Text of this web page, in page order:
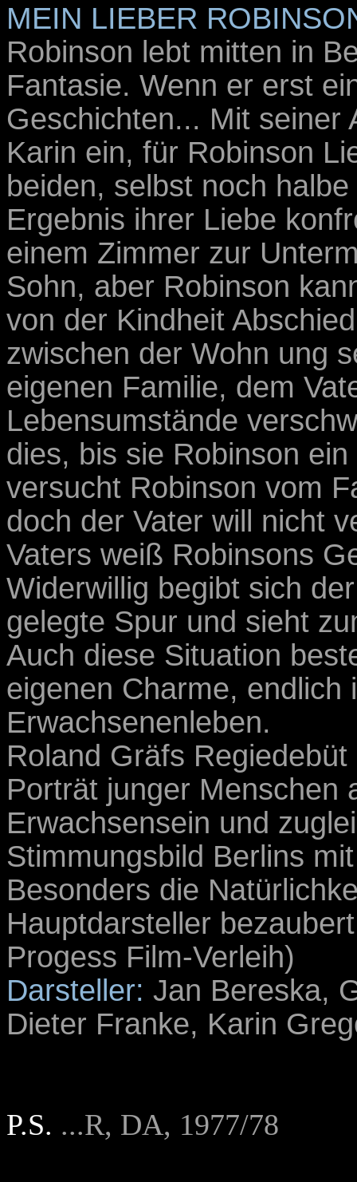
MEIN LIEBER
Robinson lebt mitten in
Fantasie. Wenn er erst
Geschichten... Mit seiner
Karin ein, für Robinson
beiden, selbst noch
Ergebnis ihrer Liebe
einem Zimmer zur
Sohn, aber Robinson
von der Kindheit
zwischen der Wohn ung
eigenen Familie, dem
Lebensumstände
dies, bis sie Robinson
versucht Robinson vom
doch der Vater will nicht
Vaters weiß Robinsons
Widerwillig begibt sich
gelegte Spur und sieht
Auch diese Situation
eigenen Charme, endlich
Erwachsenenleben.
Roland Gräfs
Porträt junger Menschen
Erwachsensein und
Stimmungsbild Berlins
Besonders die
Hauptdarsteller
Progess Film-Verleih)
Darsteller: Jan Bereska,
Dieter Franke, Karin
P.S. ...R, DA, 1977/78